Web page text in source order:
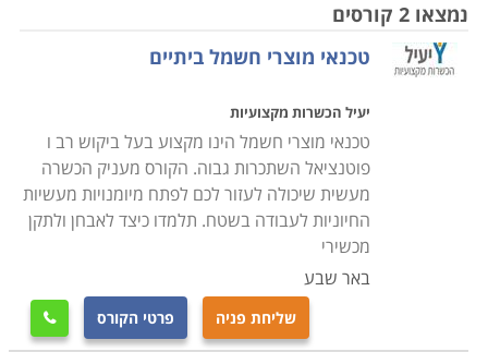
שצץ משבר, חשנו למעבדה לתקן ממייבש שיער ועד
טלויזיה. היום, אם התגלתה בעיה במכשיר שפג תוקף
תהליכים משונים עוברים על מכשירי החשמל הביתיים שלנו;
מצד אחד הם הופכים עם הזמן לזולים יותר, אך עם זאת הם
גם נהיים משוכללים יותר, ולכן קשים יותר לתיקון. לימודי
קורס טכנאי מכשירי חשמל מעניקים את כל הידע הנדרש
לפתור את הדילמה באמצעות האפשרות הראשונה, אשר
פעמים רבות היא החכמה והחסכונית מבין השתיים.
כיום מערך התיקונים למכשירי חשמל מתרכז פחות
נמצאו 2 קורסים
טכנאי מוצרי חשמל ביתיים
יעיל הכשרות מקצועיות
טכנאי מוצרי חשמל הינו מקצוע בעל ביקוש רב ו
פוטנציאל השתכרות גבוה. הקורס מעניק הכשרה
מעשית שיכולה לעזור לכם לפתח מיומנויות מעשיות
החיוניות לעבודה בשטח. תלמדו כיצד לאבחן ולתקן
מכשירי
באר שבע
שליחת פניה פרטי הקורס 